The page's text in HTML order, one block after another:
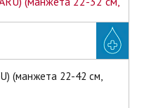
(манжета 22-42 см,